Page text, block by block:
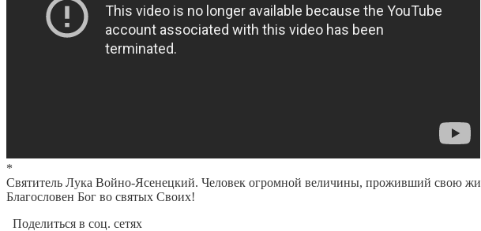
*
Святитель Лука Войно-Ясенецкий. Человек огромной величины, проживший свою
Благословен Бог во святых Своих!
Поделиться в соц. сетях